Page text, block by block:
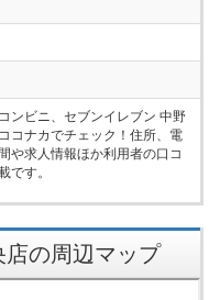
ンビニ、セブンイレブン 中野
コナカでチェック！住所、電
や求人情報ほか利用者の口コ
です。
の周辺マップ